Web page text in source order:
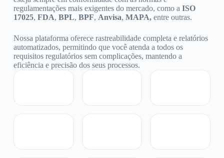
regulamentações mais exigentes do mercado, como a ISO
17025, FDA, BPL, BPF, Anvisa, MAPA,entre outras.
Nossa plataforma oferece rastreabilidade completa e relatórios
automatizados, permitindo que você atenda a todos os
requisitos regulatórios sem complicações, mantendo a
eficiência e precisão dos seus processos.